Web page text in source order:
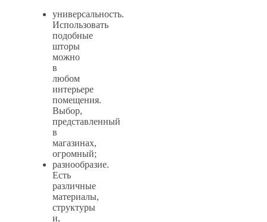
универсальность.
Использовать
подобные
шторы
можно
в
любом
интерьере
помещения.
Выбор,
представленный
в
магазинах,
огромный;
разнообразие.
Есть
различные
материалы,
структуры
и,